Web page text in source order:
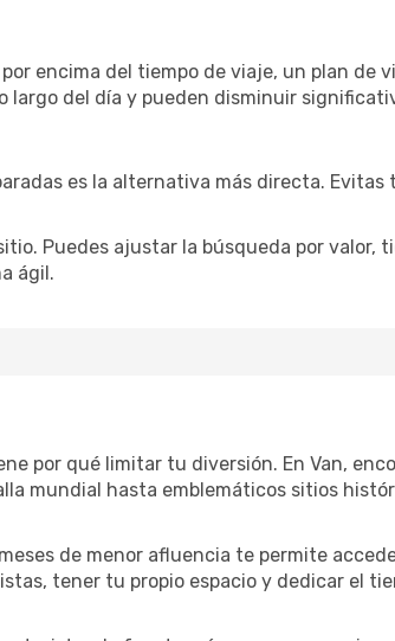
encima del tiempo de viaje, un plan de
del día y pueden disminuir
es la alternativa más directa. Evitas
Puedes ajustar la búsqueda por valor,
ágil.
por qué limitar tu diversión. En Van,
mundial hasta emblemáticos sitios
de menor afluencia te permite
tener tu propio espacio y dedicar el